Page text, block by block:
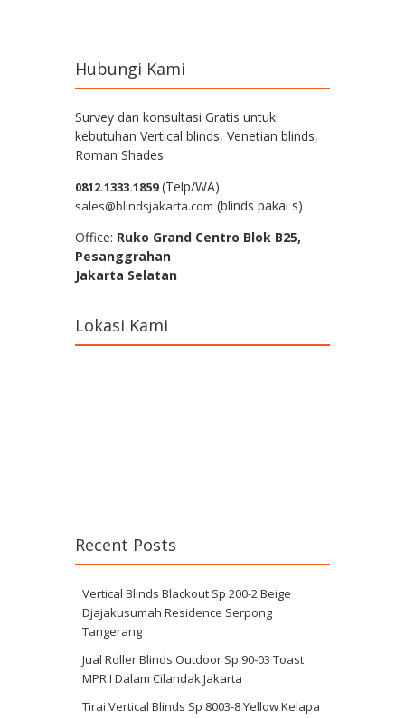
Hubungi Kami
Survey dan konsultasi Gratis untuk
kebutuhan Vertical blinds, Venetian blinds,
Roman Shades
0812.1333.1859 (Telp/WA)
sales@blindsjakarta.com (blinds pakai s)
Office: Ruko Grand Centro Blok B25,
Pesanggrahan
Jakarta Selatan
Lokasi Kami
Recent Posts
Vertical Blinds Blackout Sp 200-2 Beige
Djajakusumah Residence Serpong
Tangerang
Jual Roller Blinds Outdoor Sp 90-03 Toast
MPR I Dalam Cilandak Jakarta
Tirai Vertical Blinds Sp 8003-8 Yellow Kelapa